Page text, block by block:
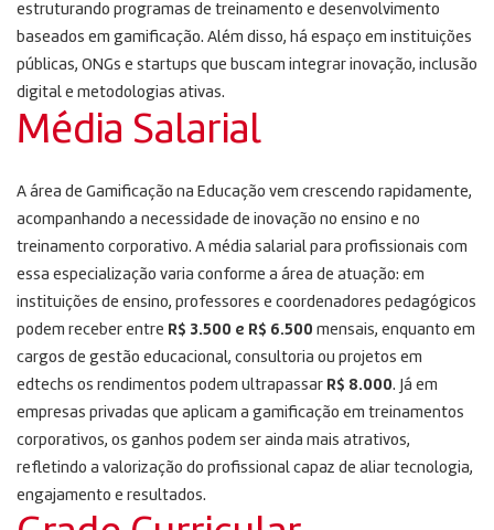
estruturando programas de treinamento e desenvolvimento
baseados em gamificação. Além disso, há espaço em instituições
públicas, ONGs e startups que buscam integrar inovação, inclusão
digital e metodologias ativas.
Média Salarial
A área de Gamificação na Educação vem crescendo rapidamente,
acompanhando a necessidade de inovação no ensino e no
treinamento corporativo. A média salarial para profissionais com
essa especialização varia conforme a área de atuação: em
instituições de ensino, professores e coordenadores pedagógicos
podem receber entre R$ 3.500 e R$ 6.500 mensais, enquanto em
cargos de gestão educacional, consultoria ou projetos em
edtechs os rendimentos podem ultrapassar R$ 8.000. Já em
empresas privadas que aplicam a gamificação em treinamentos
corporativos, os ganhos podem ser ainda mais atrativos,
refletindo a valorização do profissional capaz de aliar tecnologia,
engajamento e resultados.